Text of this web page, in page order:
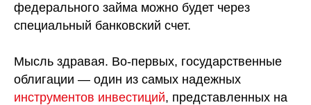
федерального займа можно будет через
специальный банковский счет.
Мысль здравая. Во-первых, государственные
облигации — один из самых надежных
инструментов инвестиций, представленных на